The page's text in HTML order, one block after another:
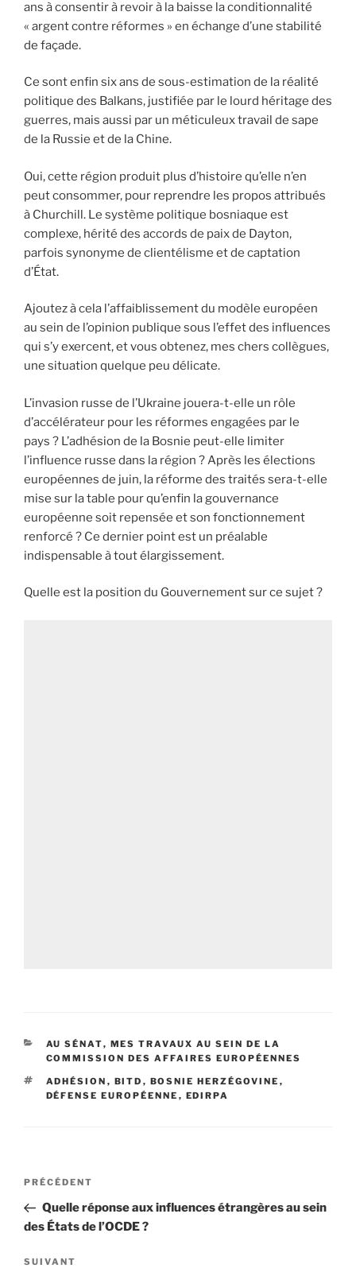
ans à consentir à revoir à la baisse la conditionnalité
« argent contre réformes » en échange d’une stabilité
de façade.
Ce sont enfin six ans de sous-estimation de la réalité
politique des Balkans, justifiée par le lourd héritage des
guerres, mais aussi par un méticuleux travail de sape
de la Russie et de la Chine.
Oui, cette région produit plus d’histoire qu’elle n’en
peut consommer, pour reprendre les propos attribués
à Churchill. Le système politique bosniaque est
complexe, hérité des accords de paix de Dayton,
parfois synonyme de clientélisme et de captation
d’État.
Ajoutez à cela l’affaiblissement du modèle européen
au sein de l’opinion publique sous l’effet des influences
qui s’y exercent, et vous obtenez, mes chers collègues,
une situation quelque peu délicate.
L’invasion russe de l’Ukraine jouera-t-elle un rôle
d’accélérateur pour les réformes engagées par le
pays ? L’adhésion de la Bosnie peut-elle limiter
l’influence russe dans la région ? Après les élections
européennes de juin, la réforme des traités sera-t-elle
mise sur la table pour qu’enfin la gouvernance
européenne soit repensée et son fonctionnement
renforcé ? Ce dernier point est un préalable
indispensable à tout élargissement.
Quelle est la position du Gouvernement sur ce sujet ?
CATÉGORIES
AU SÉNAT, MES TRAVAUX AU SEIN DE LA
COMMISSION DES AFFAIRES EUROPÉENNES
ÉTIQUETTES
ADHÉSION , BITD , BOSNIE HERZÉGOVINE ,
DÉFENSE EUROPÉENNE , EDIRPA
Navigation
l’article
Article
précédent
PRÉCÉDENT
Quelle réponse aux influences étrangères au sein
des États de l’OCDE ?
Article
SUIVANT